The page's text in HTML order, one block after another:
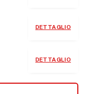
DETTAGLIO
DETTAGLIO